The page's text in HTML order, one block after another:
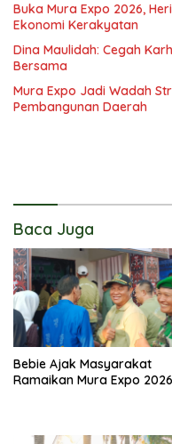
Buka Mura Expo 2026,
Ekonomi Kerakyatan
Dina Maulidah: Cegah
Bersama
Mura Expo Jadi Wadah
Pembangunan Daerah
Baca Juga
Bebie Ajak Masyarakat
Ramaikan Mura Expo 2026